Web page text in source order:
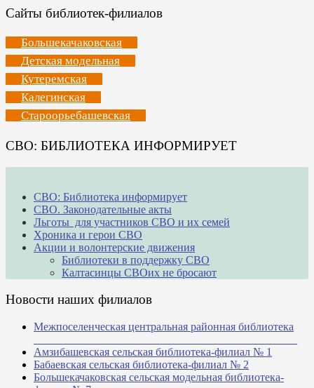
Сайты библиотек-филиалов
Большекачаковская
Детская модельная
Кутеремская
Калегинская
Староорьебашевская
СВО: БИБЛИОТЕКА ИНФОРМИРУЕТ
СВО: Библиотека информирует
СВО. Законодательные акты
Льготы для участников СВО и их семей
Хроника и герои СВО
Акции и волонтерские движения
Библиотеки в поддержку СВО
Калтасинцы СВОих не бросают
Новости наших филиалов
Межпоселенческая центральная районная библиотека
Амзибашевская сельская библиотека-филиал № 1
Бабаевская сельская библиотека-филиал № 2
Большекачаковская сельская модельная библиотека-